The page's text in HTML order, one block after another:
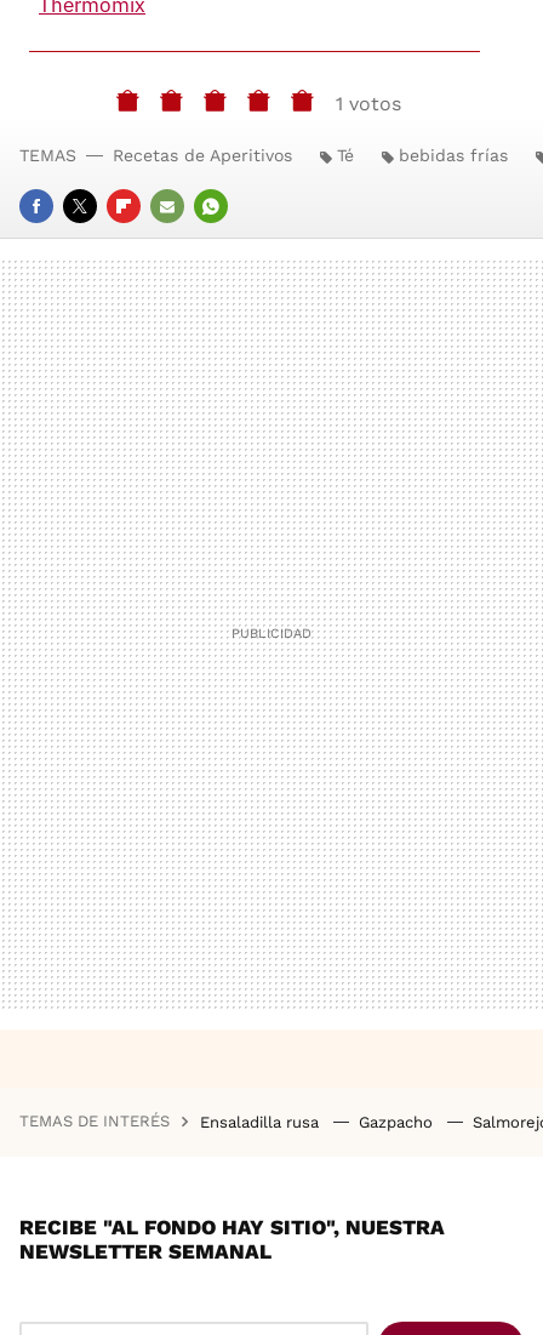
1 votos
FACEBOOK
TWITTERFLIPBOARD
E-
MAIL
WHATSAPP
TEMAS Recetas de Aperitivos Té bebidas frías
TEMAS DE INTERÉS Ensaladilla rusa Gazpacho
RECIBE "AL FONDO HAY SITIO", NUESTRA
NEWSLETTER SEMANAL